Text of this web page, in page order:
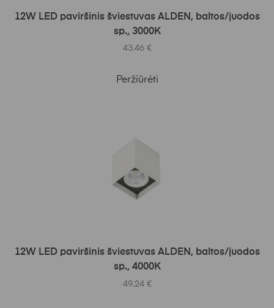
Į KREPŠELĮ
12W LED paviršinis šviestuvas ALDEN, baltos/juodos
sp., 3000K
43.46 €
Peržiūrėti
Į KREPŠELĮ
12W LED paviršinis šviestuvas ALDEN, baltos/juodos
sp., 4000K
49.24 €